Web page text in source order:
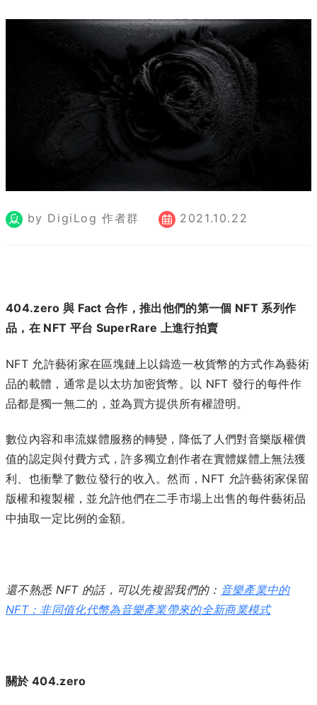
by DigiLog 作者群 2021.10.22
404.zero 與 Fact 合作，推出他們的第一個 NFT 系列作
品，在 NFT 平台 SuperRare 上進行拍賣
NFT 允許藝術家在區塊鏈上以鑄造一枚貨幣的方式作為藝術
品的載體，通常是以太坊加密貨幣。以 NFT 發行的每件作
品都是獨一無二的，並為買方提供所有權證明。
數位內容和串流媒體服務的轉變，降低了人們對音樂版權價
值的認定與付費方式，許多獨立創作者在實體媒體上無法獲
利、也衝擊了數位發行的收入。然而，NFT 允許藝術家保留
版權和複製權，並允許他們在二手市場上出售的每件藝術品
中抽取一定比例的金額。
還不熟悉 NFT 的話，可以先複習我們的： 音樂產業中的
NFT：非同值化代幣為音樂產業帶來的全新商業模式
關於 404.zero